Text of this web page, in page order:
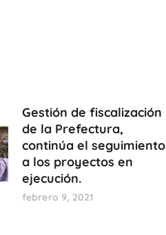
Gestión de fiscalización
de la Prefectura,
continúa el seguimiento
a los proyectos en
ejecución.
febrero 9, 2021